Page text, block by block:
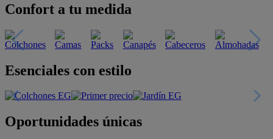
Confort a tu medida
Esenciales con estilo
Oportunidades únicas